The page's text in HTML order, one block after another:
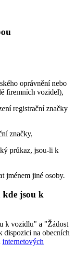
oprávnění nebo
firemních vozidel),
registrační značky
značky,
průkaz, jsou-li k
jménem jiné osoby.
kde jsou k
k vozidlu" a "Žádost
dispozici na obecních
internetových